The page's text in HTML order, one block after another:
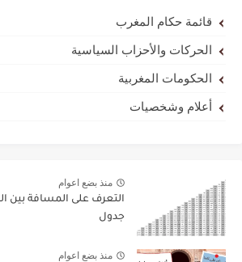
قائمة حكام المغرب
الحركات والأحزاب السياسية
الحكومات المغربية
أعلام وشخصيات
منذ بضع اعوام
التعرف على المسافة بين
جدول
منذ بضع اعوام